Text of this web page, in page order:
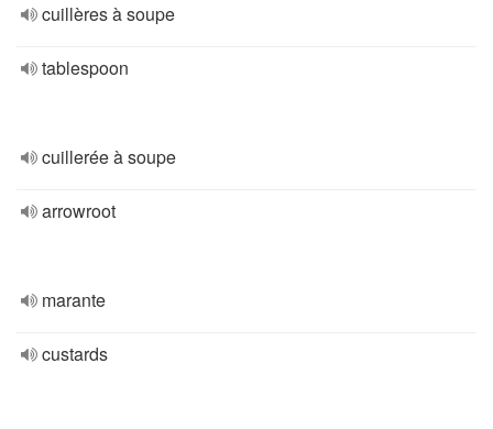
cuillères à soupe
tablespoon
cuillerée à soupe
arrowroot
marante
custards